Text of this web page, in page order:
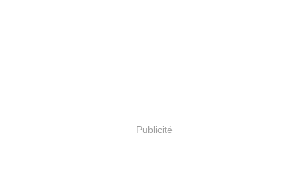
Publicité